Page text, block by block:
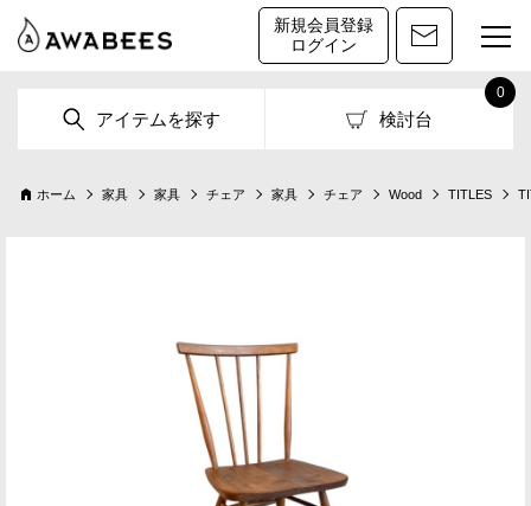
新規会員登録
ログイン
アイテムを探す 検討台
0
ホーム 家具 家具 チェア 家具 チェア Wood TITLES